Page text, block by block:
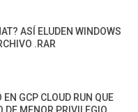
ASÍ ELUDEN WINDOWS
.RAR
EN GCP CLOUD RUN QUE